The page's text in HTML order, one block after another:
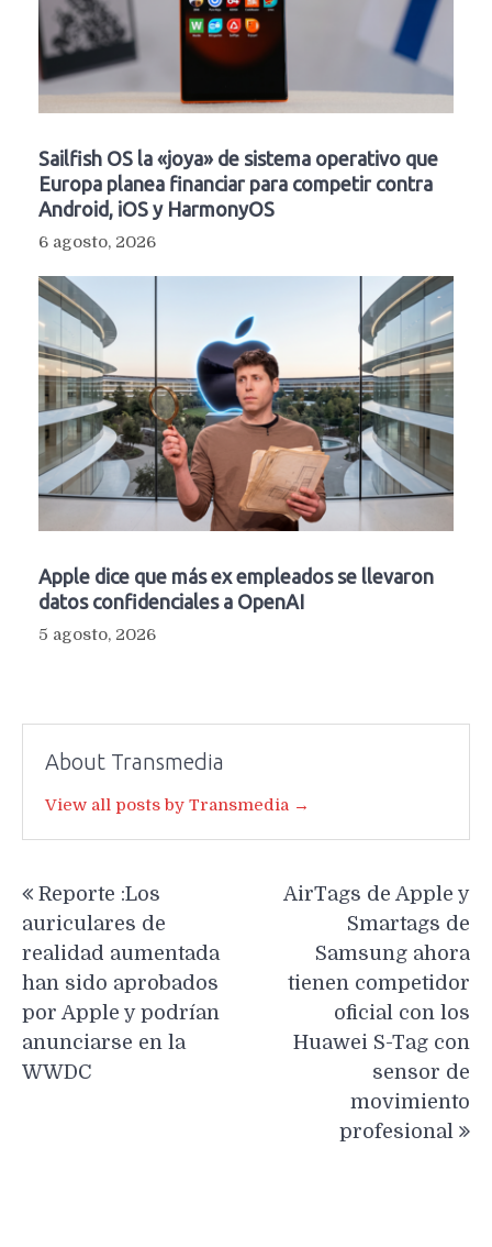
Sailfish OS la «joya» de sistema operativo que
Europa planea financiar para competir contra
Android, iOS y HarmonyOS
6 agosto, 2026
Apple dice que más ex empleados se llevaron
datos confidenciales a OpenAI
5 agosto, 2026
About Transmedia
View all posts by Transmedia →
de
entradas
Reporte :Los
auriculares de
realidad aumentada
han sido aprobados
por Apple y podrían
anunciarse en la
WWDC
AirTags de Apple y
Smartags de
Samsung ahora
tienen competidor
oficial con los
Huawei S-Tag con
sensor de
movimiento
profesional